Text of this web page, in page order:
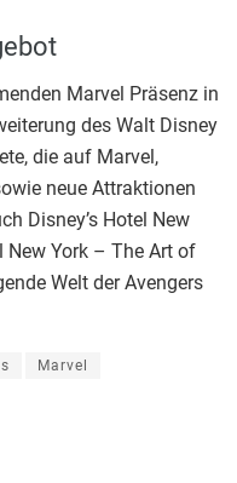
Marvel Präsenz in
des Walt Disney
die auf Marvel,
neue Attraktionen
Disney’s Hotel New
New York – The Art of
Welt der Avengers
Marvel